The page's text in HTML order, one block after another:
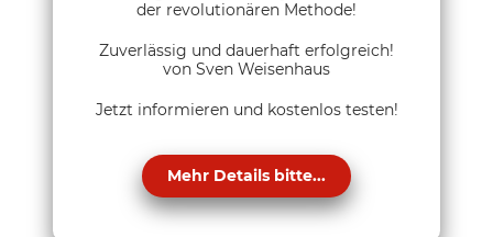
der revolutionären Methode!
Zuverlässig und dauerhaft erfolgreich!
von Sven Weisenhaus
Jetzt informieren und kostenlos testen!
Mehr Details bitte...